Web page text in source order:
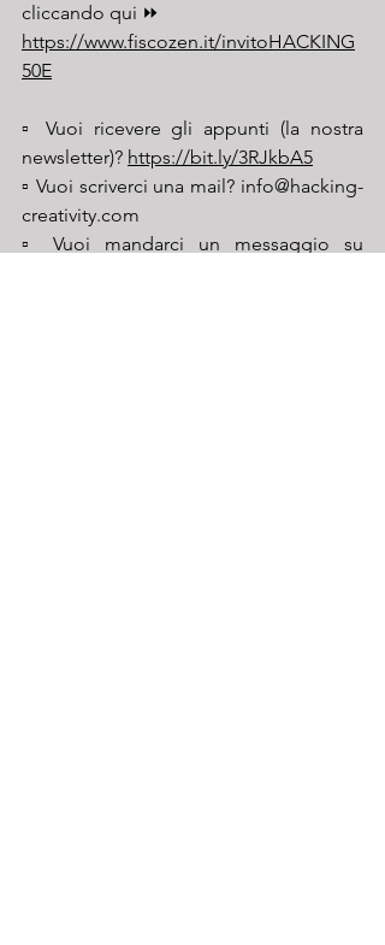
cliccando qui ⏩
https://www.fiscozen.it/invitoHACKING
50E
▫️ Vuoi ricevere gli appunti (la nostra
newsletter)? https://bit.ly/3RJkbA5
▫️ Vuoi scriverci una mail? info@hacking-
creativity.com
▫️ Vuoi mandarci un messaggio su